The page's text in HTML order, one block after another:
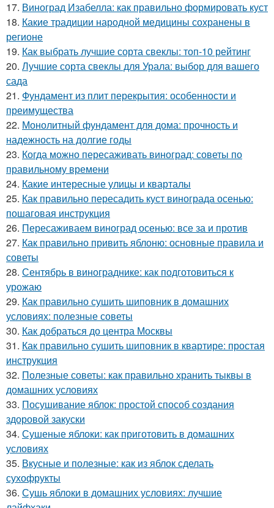
17. Виноград Изабелла: как правильно формировать куст
18. Какие традиции народной медицины сохранены в
регионе
19. Как выбрать лучшие сорта свеклы: топ-10 рейтинг
20. Лучшие сорта свеклы для Урала: выбор для вашего
сада
21. Фундамент из плит перекрытия: особенности и
преимущества
22. Монолитный фундамент для дома: прочность и
надежность на долгие годы
23. Когда можно пересаживать виноград: советы по
правильному времени
24. Какие интересные улицы и кварталы
25. Как правильно пересадить куст винограда осенью:
пошаговая инструкция
26. Пересаживаем виноград осенью: все за и против
27. Как правильно привить яблоню: основные правила и
советы
28. Сентябрь в винограднике: как подготовиться к
урожаю
29. Как правильно сушить шиповник в домашних
условиях: полезные советы
30. Как добраться до центра Москвы
31. Как правильно сушить шиповник в квартире: простая
инструкция
32. Полезные советы: как правильно хранить тыквы в
домашних условиях
33. Посушивание яблок: простой способ создания
здоровой закуски
34. Сушеные яблоки: как приготовить в домашних
условиях
35. Вкусные и полезные: как из яблок сделать
сухофрукты
36. Сушь яблоки в домашних условиях: лучшие